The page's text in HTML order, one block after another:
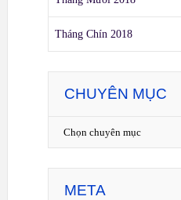
Tháng Chín 2018
CHUYÊN MỤC
META